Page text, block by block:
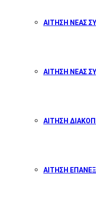
ΑΙΤΗΣΗ ΝΕΑΣ
ΑΙΤΗΣΗ ΝΕΑΣ
ΑΙΤΗΣΗ
ΑΙΤΗΣΗ